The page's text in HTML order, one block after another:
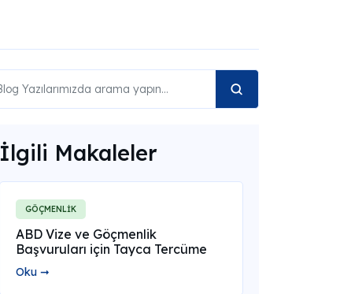
İlgili Makaleler
GÖÇMENLİK
ABD Vize ve Göçmenlik
Başvuruları için Tayca Tercüme
Oku ➞